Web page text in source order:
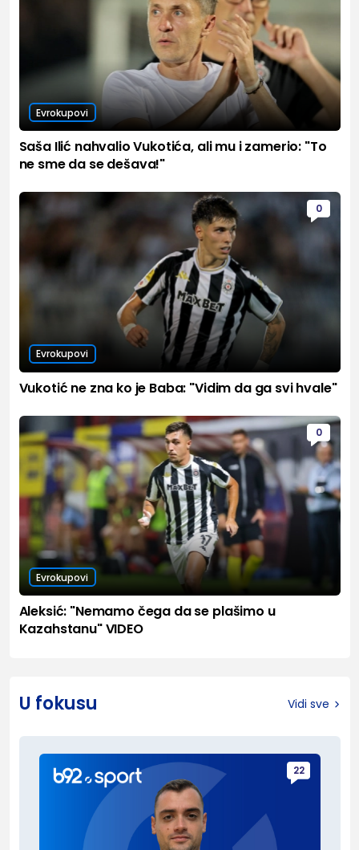
Evrokupovi
Saša Ilić nahvalio Vukotića, ali mu i zamerio: "To
ne sme da se dešava!"
0
Evrokupovi
Vukotić ne zna ko je Baba: "Vidim da ga svi hvale"
0
Evrokupovi
Aleksić: "Nemamo čega da se plašimo u
Kazahstanu" VIDEO
U fokusu Vidi sve
22